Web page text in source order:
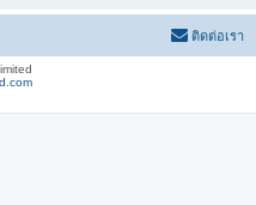
ติดต่อเรา